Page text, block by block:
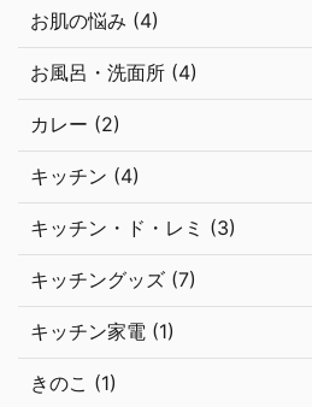
お肌の悩み (4)
お風呂・洗面所 (4)
カレー (2)
キッチン (4)
キッチン・ド・レミ (3)
キッチングッズ (7)
キッチン家電 (1)
きのこ (1)